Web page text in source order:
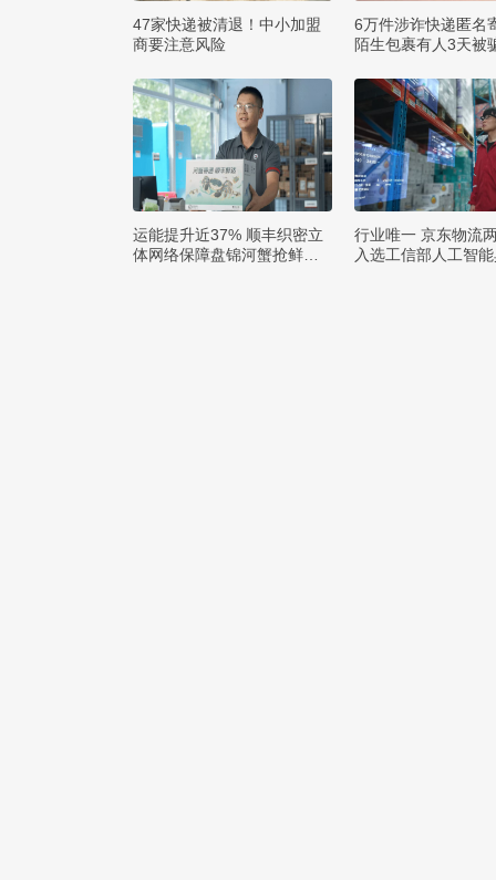
47家快递被清退！中小加盟
商要注意风险
6万件涉诈快递匿名
陌生包裹有人3天被
运能提升近37% 顺丰织密立
体网络保障盘锦河蟹抢鲜出
行业唯一 京东物流
入选工信部人工智